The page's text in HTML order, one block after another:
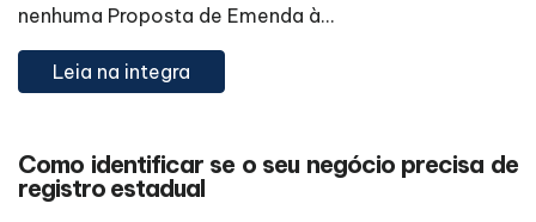
nenhuma Proposta de Emenda à...
Leia na integra
Como identificar se o seu negócio precisa de
registro estadual